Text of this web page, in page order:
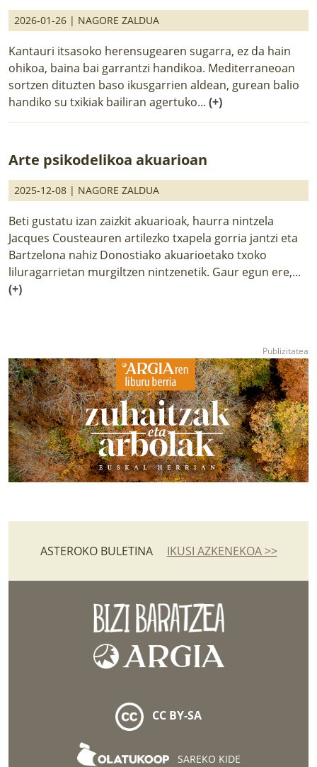
2026-01-26 | NAGORE ZALDUA
Kantauri itsasoko herensugearen sugarra, ez da hain
ohikoa, baina bai garrantzi handikoa. Mediterraneoan
sortzen dituzten baso ikusgarrien aldean, gurean balio
handiko su txikiak bailiran agertuko... (+)
Arte psikodelikoa akuarioan
2025-12-08 | NAGORE ZALDUA
Beti gustatu izan zaizkit akuarioak, haurra nintzela
Jacques Cousteauren artilezko txapela gorria jantzi eta
Bartzelona nahiz Donostiako akuarioetako txoko
liluragarrietan murgiltzen nintzenetik. Gaur egun ere,...
(+)
ASTEROKO BULETINA IKUSI AZKENEKOA >>
CC BY-SA
SAREKO KIDE